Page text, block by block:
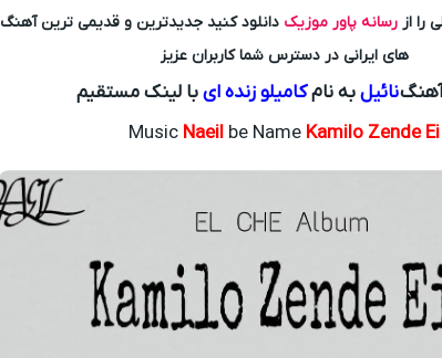
را از رسانه پاور موزیک دانلود کنید جدیدترین و قدیمی ترین آهنگ
های ایرانی در دسترس شما کاربران عزیز
آهنگنائیلبه نامکامیلو زنده ایبا لینک مستقیم
Music Naeil be Name Kamilo Zende Ei